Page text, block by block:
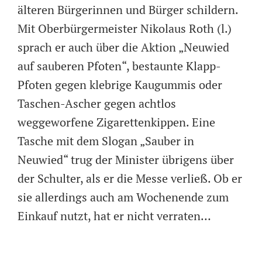
älteren Bürgerinnen und Bürger schildern.
Mit Oberbürgermeister Nikolaus Roth (l.)
sprach er auch über die Aktion „Neuwied
auf sauberen Pfoten“, bestaunte Klapp-
Pfoten gegen klebrige Kaugummis oder
Taschen-Ascher gegen achtlos
weggeworfene Zigarettenkippen. Eine
Tasche mit dem Slogan „Sauber in
Neuwied“ trug der Minister übrigens über
der Schulter, als er die Messe verließ. Ob er
sie allerdings auch am Wochenende zum
Einkauf nutzt, hat er nicht verraten…